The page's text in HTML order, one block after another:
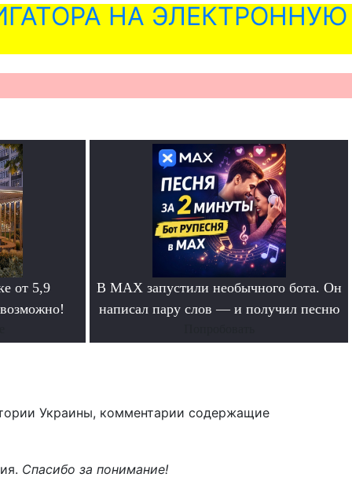
НА ЭЛЕКТРОННУЮ
от 5,9
В MAX запустили необычного бота. Он
написал пару слов — и получил песню
Украины, комментарии содержащие
Спасибо за понимание!